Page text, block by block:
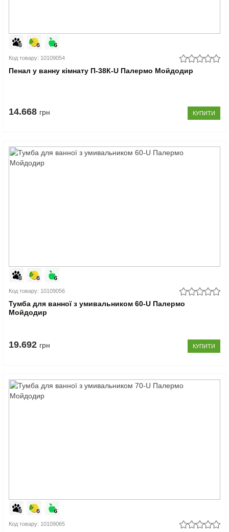
Код товару: 10109054
Пенал у ванну кімнату П-38К-U Палермо Мойдодир
14.668 грн КУПИТИ
Код товару: 10109056
Тумба для ванної з умивальником 60-U Палермо
Мойдодир
19.692 грн КУПИТИ
Код товару: 10109065